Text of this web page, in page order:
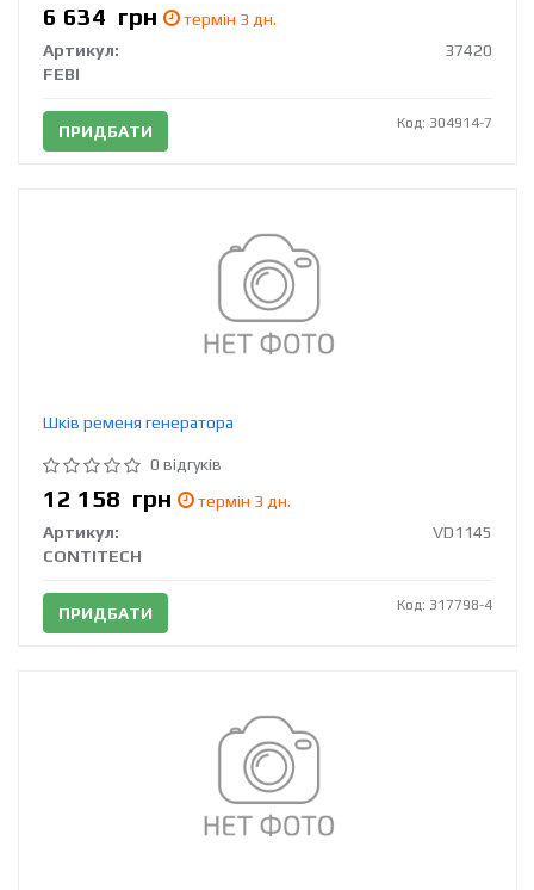
6 634 грн
термін 3 дн.
Артикул:
37420
FEBI
ПРИДБАТИ Код: 304914-7
Шків ременя генератора
0 відгуків
12 158 грн
термін 3 дн.
Артикул:
VD1145
CONTITECH
ПРИДБАТИ Код: 317798-4